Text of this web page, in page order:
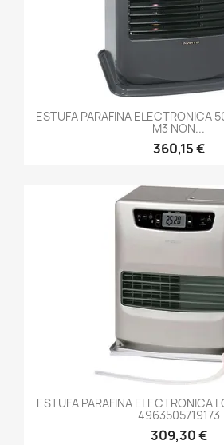
ESTUFA PARAFINA
M3 NON...
360,15 €
ESTUFA PARAFINA ELECTRONICA
4963505719173
309,30 €